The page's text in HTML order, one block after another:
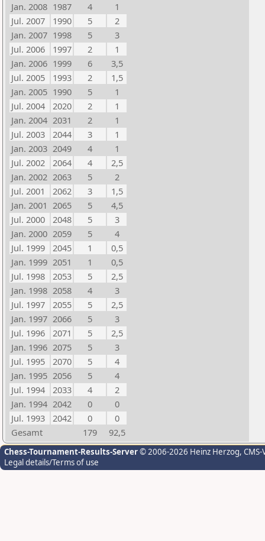
Jan. 2008 1987 4
1
Jul. 2007
1990 5
2
Jan. 2007 1998 5
3
Jul. 2006
1997 2
1
Jan. 2006 1999 6
3,5
Jul. 2005
1993 2
1,5
Jan. 2005 1990 5
1
Jul. 2004
2020 2
1
Jan. 2004 2031 2
1
Jul. 2003
2044 3
1
Jan. 2003 2049 4
1
Jul. 2002
2064 4
2,5
Jan. 2002 2063 5
2
Jul. 2001
2062 3
1,5
Jan. 2001 2065 5
4,5
Jul. 2000
2048 5
3
Jan. 2000 2059 5
4
Jul. 1999
2045 1
0,5
Jan. 1999 2051 1
0,5
Jul. 1998
2053 5
2,5
Jan. 1998 2058 4
3
Jul. 1997
2055 5
2,5
Jan. 1997 2066 5
3
Jul. 1996
2071 5
2,5
Jan. 1996 2075 5
3
Jul. 1995
2070 5
4
Jan. 1995 2056 5
4
Jul. 1994
2033 4
2
Jan. 1994 2042 0
0
Jul. 1993
2042 0
0
Gesamt
179 92,5
Chess-Tournament-Results-Server© 2006-2026 Heinz Herzog,
Legal details/Terms of use